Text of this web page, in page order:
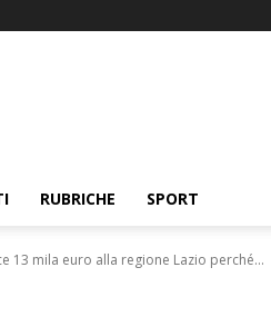
RUBRICHE SPORT
13 mila euro alla regione Lazio perché...